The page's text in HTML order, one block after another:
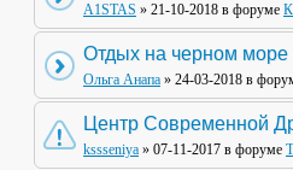
A1STAS » 21-10-2018 в форуме
Отдых на черном море
Ольга Анапа » 24-03-2018 в
Центр Современной
kssseniya » 07-11-2017 в форуме